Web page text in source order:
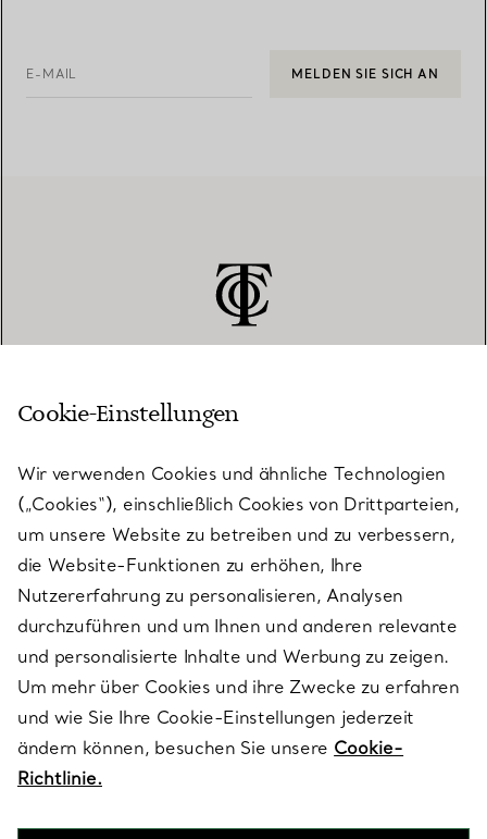
E-MAIL MELDEN SIE SICH AN
KUNDENSERVICE
SERVICES
ÜBER TIFFANY & CO.
RECHTLICHE HINWEISE
FOLGEN SIE UNS
Cookie-Einstellungen
Wir verwenden Cookies und ähnliche Technologien
(„Cookies“), einschließlich Cookies von Drittparteien,
um unsere Website zu betreiben und zu verbessern,
die Website-Funktionen zu erhöhen, Ihre
Nutzererfahrung zu personalisieren, Analysen
durchzuführen und um Ihnen und anderen relevante
und personalisierte Inhalte und Werbung zu zeigen.
Um mehr über Cookies und ihre Zwecke zu erfahren
und wie Sie Ihre Cookie-Einstellungen jederzeit
ändern können, besuchen Sie unsere Cookie-
Richtlinie.